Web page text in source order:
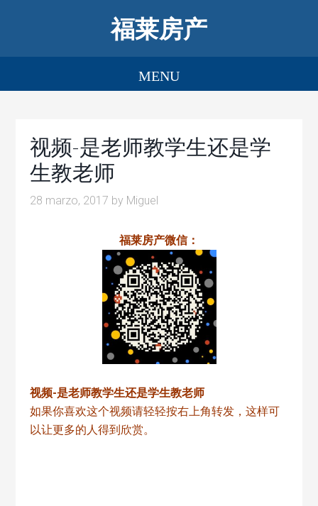
福莱房产
视频-是老师教学生还是学
生教老师
28 marzo, 2017 by Miguel
福莱房产微信：
视频-是老师教学生还是学生教老师
如果你喜欢这个视频请轻轻按右上角转发，这样可
以让更多的人得到欣赏。